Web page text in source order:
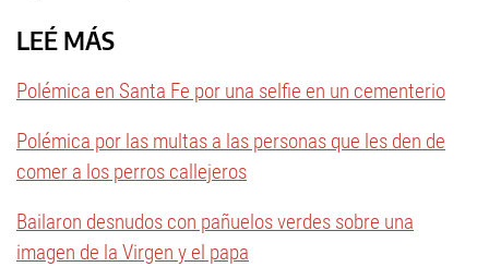
LEÉ MÁS
Polémica en Santa Fe por una selfie en un cementerio
Polémica por las multas a las personas que les den de
comer a los perros callejeros
Bailaron desnudos con pañuelos verdes sobre una
imagen de la Virgen y el papa